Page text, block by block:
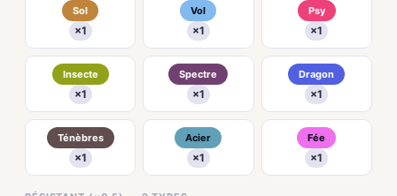
Sol
×1
Vol
×1
Psy
×1
Insecte
×1
Spectre
×1
Dragon
×1
Ténèbres
×1
Acier
×1
Fée
×1